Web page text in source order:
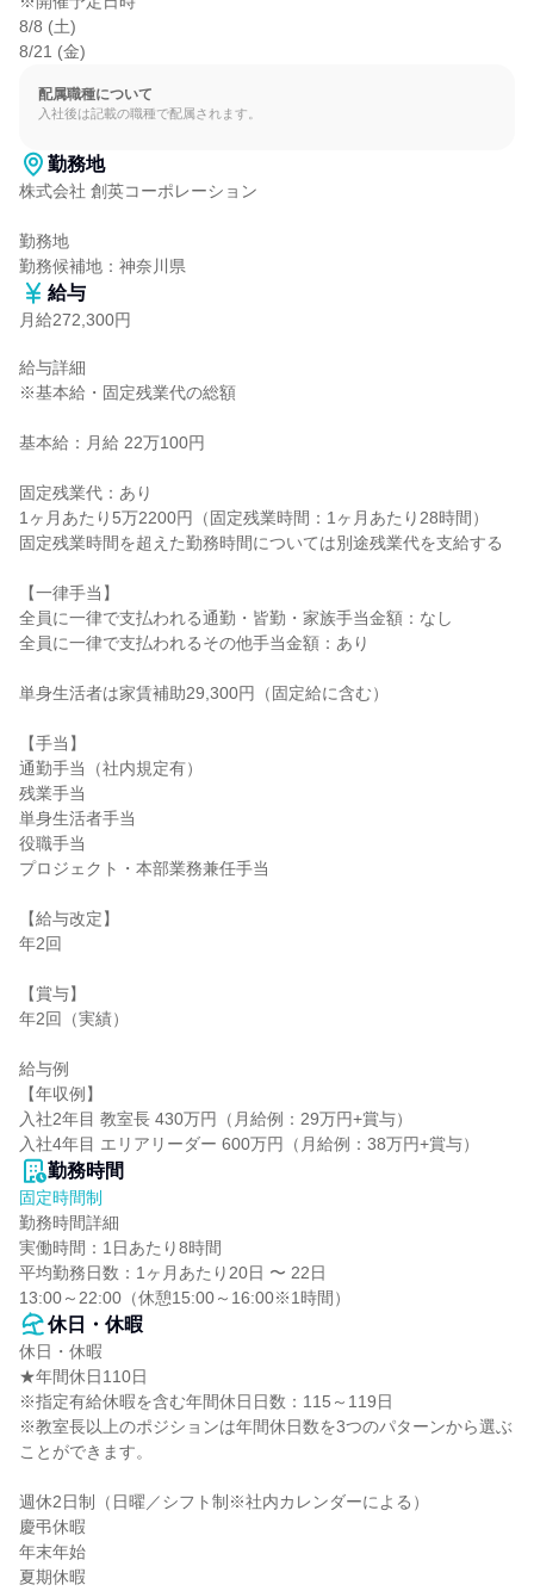
8/8 (土)
8/21 (金)
配属職種について
入社後は記載の職種で配属されます。
勤務地
株式会社 創英コーポレーション
勤務地
勤務候補地：神奈川県
給与
月給272,300円
給与詳細
※基本給・固定残業代の総額
基本給：月給 22万100円
固定残業代：あり
1ヶ月あたり5万2200円（固定残業時間：1ヶ月あたり28時間）
固定残業時間を超えた勤務時間については別途残業代を支給する
【一律手当】
全員に一律で支払われる通勤・皆勤・家族手当金額：なし
全員に一律で支払われるその他手当金額：あり
単身生活者は家賃補助29,300円（固定給に含む）
【手当】
通勤手当（社内規定有）
残業手当
単身生活者手当
役職手当
プロジェクト・本部業務兼任手当
【給与改定】
年2回
【賞与】
年2回（実績）
給与例
【年収例】
入社2年目 教室長 430万円（月給例：29万円+賞与）
入社4年目 エリアリーダー 600万円（月給例：38万円+賞与）
勤務時間
固定時間制
勤務時間詳細
実働時間：1日あたり8時間
平均勤務日数：1ヶ月あたり20日 〜 22日
13:00～22:00（休憩15:00～16:00※1時間）
休日・休暇
休日・休暇
★年間休日110日
※指定有給休暇を含む年間休日日数：115～119日
※教室長以上のポジションは年間休日数を3つのパターンから選ぶ
ことができます。
週休2日制（日曜／シフト制※社内カレンダーによる）
慶弔休暇
年末年始
夏期休暇